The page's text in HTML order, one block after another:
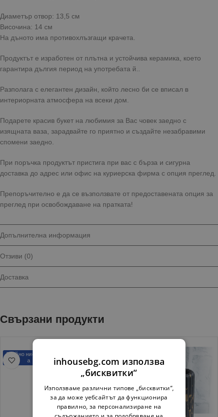
Диаметър отвор: 13,5 см
Височина: 14 см
На дъното има противохлъзгащи крачета.
Продуктът е изработен от плътна и устойчива керамика, което
гарантира дългия период на употребата й..
Разполага с елегантен дизайн, който лесно би се вписал в
интериорната атмосфера на всеки дом.
Подарете красив букет на любимия за Вас човек заедно с
изящната ваза, зарадвайте го приятно и създайте незабравими
спомени заедно.
При поръчка продуктът пристига при вас с бърза и сигурна
доставка до адрес или офис на куриерска фирма с опция преглед.
Препоръчително е да се възползвате от предоставената опция за
преглед при освобождаване на пратката!
Допълнителна информация
Отзиви (0)
Доставка
Свързани продукти
Трайно ниска цен
а
а
inhousebg.com използва
„бисквитки“
Използваме различни типове „бисквитки“,
за да може уебсайтът да функционира
правилно, за персонализиране на